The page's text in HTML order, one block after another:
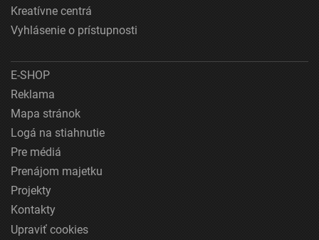
Kreatívne centrá
Vyhlásenie o prístupnosti
E-SHOP
Reklama
Mapa stránok
Logá na stiahnutie
Pre médiá
Prenájom majetku
Projekty
Kontakty
Upraviť cookies